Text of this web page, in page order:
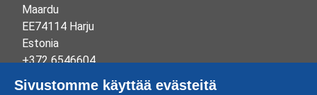
Maardu
EE74114 Harju
Estonia
+372 6546604
info@johnberger.ee
Sivustomme käyttää evästeitä